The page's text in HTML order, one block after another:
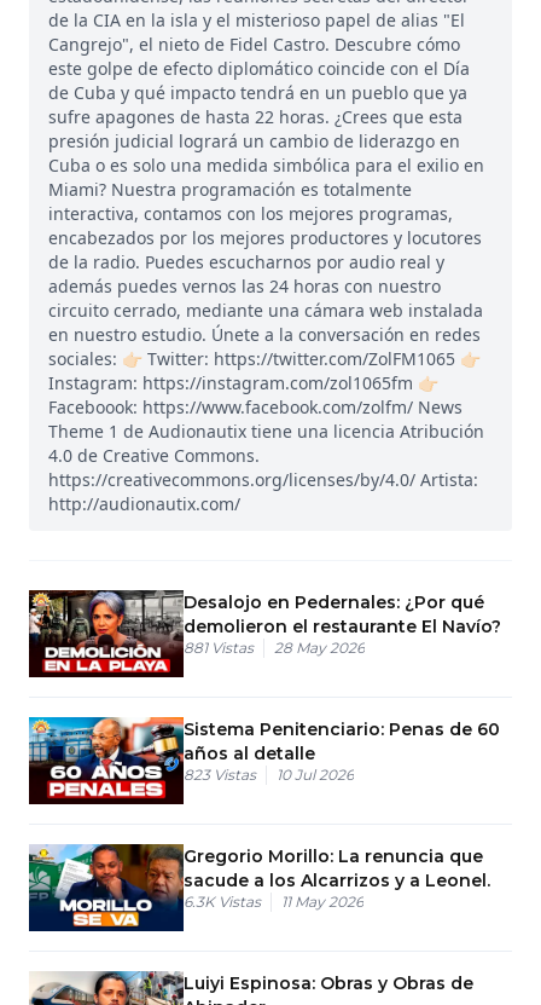
de la CIA en la isla y el misterioso papel de alias "El
Cangrejo", el nieto de Fidel Castro. Descubre cómo
este golpe de efecto diplomático coincide con el Día
de Cuba y qué impacto tendrá en un pueblo que ya
sufre apagones de hasta 22 horas. ¿Crees que esta
presión judicial logrará un cambio de liderazgo en
Cuba o es solo una medida simbólica para el exilio en
Miami? Nuestra programación es totalmente
interactiva, contamos con los mejores programas,
encabezados por los mejores productores y locutores
de la radio. Puedes escucharnos por audio real y
además puedes vernos las 24 horas con nuestro
circuito cerrado, mediante una cámara web instalada
en nuestro estudio. Únete a la conversación en redes
sociales: 👉🏻 Twitter: https://twitter.com/ZolFM1065 👉🏻
Instagram: https://instagram.com/zol1065fm 👉🏻
Faceboook: https://www.facebook.com/zolfm/ News
Theme 1 de Audionautix tiene una licencia Atribución
4.0 de Creative Commons.
https://creativecommons.org/licenses/by/4.0/ Artista:
http://audionautix.com/
Desalojo en Pedernales: ¿Por qué
demolieron el restaurante El Navío?
881 Vistas 28 May 2026
Sistema Penitenciario: Penas de 60
años al detalle
823 Vistas 10 Jul 2026
Gregorio Morillo: La renuncia que
sacude a los Alcarrizos y a Leonel.
6.3K Vistas 11 May 2026
Luiyi Espinosa: Obras y Obras de